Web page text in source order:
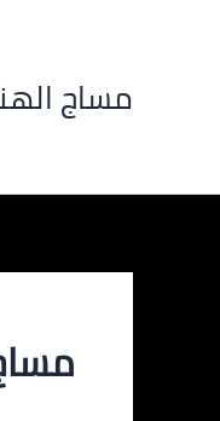
مساج